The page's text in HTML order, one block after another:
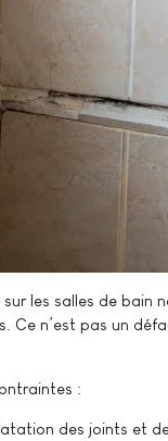
les salles de bain
Ce n’est pas un
:
des joints et